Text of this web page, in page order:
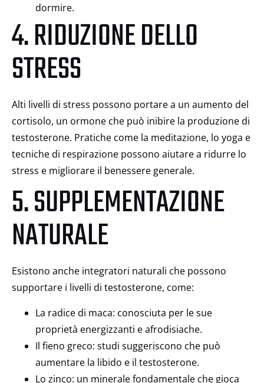
dormire.
4. RIDUZIONE DELLO
STRESS
Alti livelli di stress possono portare a un aumento del
cortisolo, un ormone che può inibire la produzione di
testosterone. Pratiche come la meditazione, lo yoga e
tecniche di respirazione possono aiutare a ridurre lo
stress e migliorare il benessere generale.
5. SUPPLEMENTAZIONE
NATURALE
Esistono anche integratori naturali che possono
supportare i livelli di testosterone, come:
La radice di maca: conosciuta per le sue
proprietà energizzanti e afrodisiache.
Il fieno greco: studi suggeriscono che può
aumentare la libido e il testosterone.
Lo zinco: un minerale fondamentale che gioca